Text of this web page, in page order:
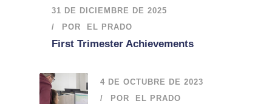
31 DE DICIEMBRE DE 2025
POR
EL PRADO
First Trimester Achievements
4 DE OCTUBRE DE 2023
POR
EL PRADO